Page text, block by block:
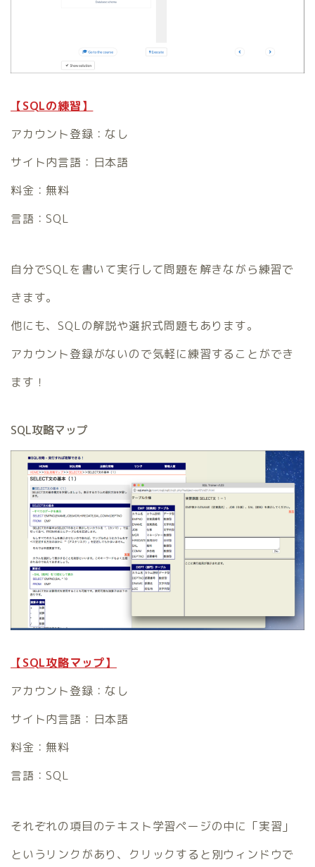
【SQLの練習】
アカウント登録：なし
サイト内言語：日本語
料金：無料
言語：SQL
自分でSQLを書いて実行して問題を解きながら練習で
きます。
他にも、SQLの解説や選択式問題もあります。
アカウント登録がないので気軽に練習することができ
ます！
SQL攻略マップ
【SQL攻略マップ】
アカウント登録：なし
サイト内言語：日本語
料金：無料
言語：SQL
それぞれの項目のテキスト学習ページの中に「実習」
というリンクがあり、クリックすると別ウィンドウで